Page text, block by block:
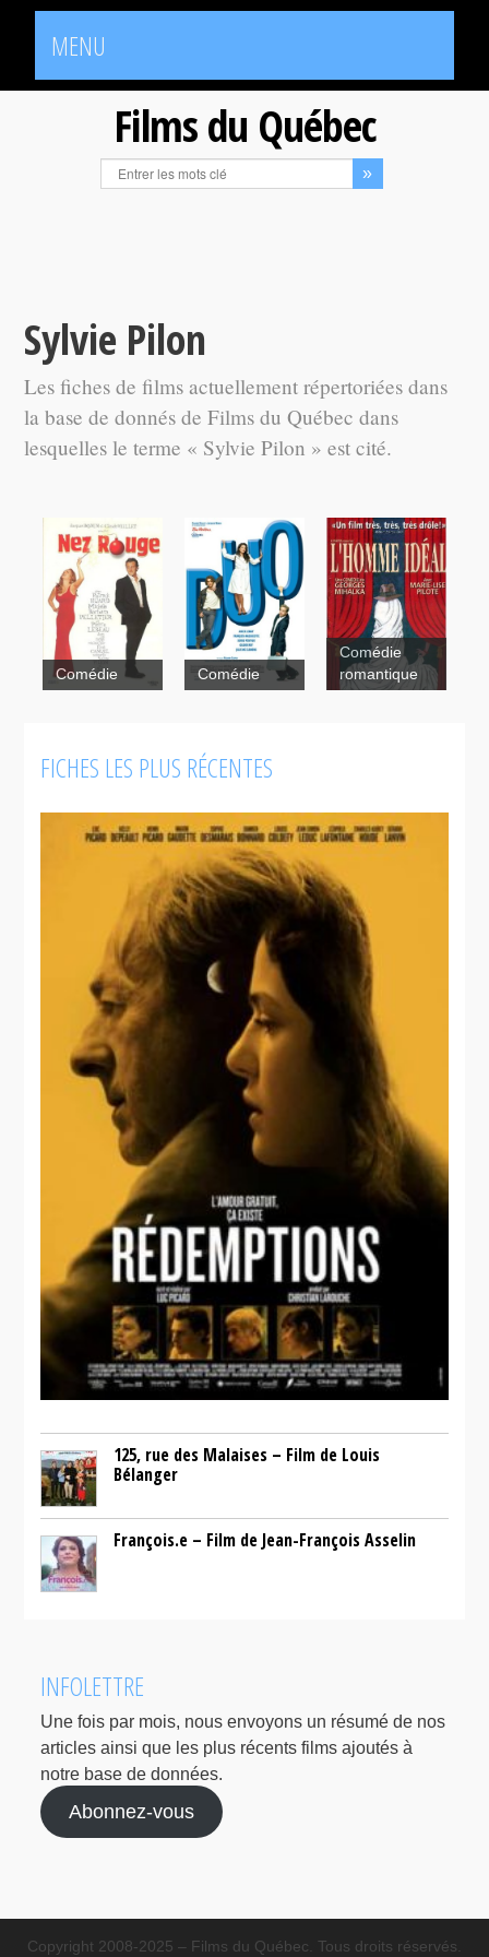
MENU
Films du Québec
Sylvie Pilon
Les fiches de films actuellement répertoriées dans
la base de donnés de Films du Québec dans
lesquelles le terme « Sylvie Pilon » est cité.
Nez rouge
Comédie
Duo
Comédie
L'homme
Comédie
romantique
FICHES LES PLUS RÉCENTES
125, rue des Malaises – Film de Louis
Bélanger
François.e – Film de Jean-François Asselin
INFOLETTRE
Une fois par mois, nous envoyons un résumé de nos
articles ainsi que les plus récents films ajoutés à
notre base de données.
Abonnez-vous
Copyright 2008-2025 – Films du Québec. Tous droits réservés.